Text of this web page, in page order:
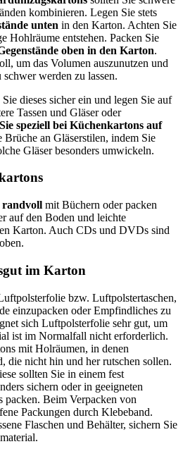
kombinieren. Legen Sie stets
unten in den Karton. Achten Sie
Hohlräume entstehen. Packen Sie
oben in den Karton.
um das Volumen auszunutzen und
werden zu lassen.
dieses sicher ein und legen Sie auf
Tassen und Gläser oder
speziell bei Küchenkartons auf
Brüche an Gläserstilen, indem Sie
Gläser besonders umwickeln.
randvoll mit Büchern oder packen
auf den Boden und leichte
Karton. Auch CDs und DVDs sind
im Karton
bzw. Luftpolstertaschen,
einzupacken oder Empfindliches zu
sich Luftpolsterfolie sehr gut, um
ist im Normalfall nicht erforderlich.
mit Holräumen, in denen
die nicht hin und her rutschen sollen.
sollten Sie in einem fest
sichern oder in geeigneten
packen. Beim Verpacken von
Packungen durch Klebeband.
Flaschen und Behälter, sichern Sie